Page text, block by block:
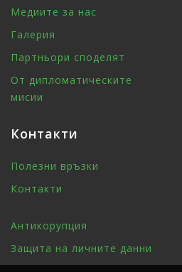
Медиите за нас
Галерия
Партньори споделят
От дипломатическите
мисии
Контакти
Полезни връзки
Контакти
Антикорупция
Защита на личните данни